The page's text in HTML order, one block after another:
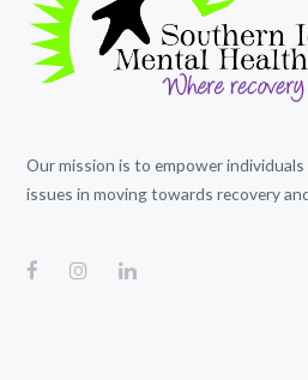
Our mission is to empower
issues in moving towards recovery